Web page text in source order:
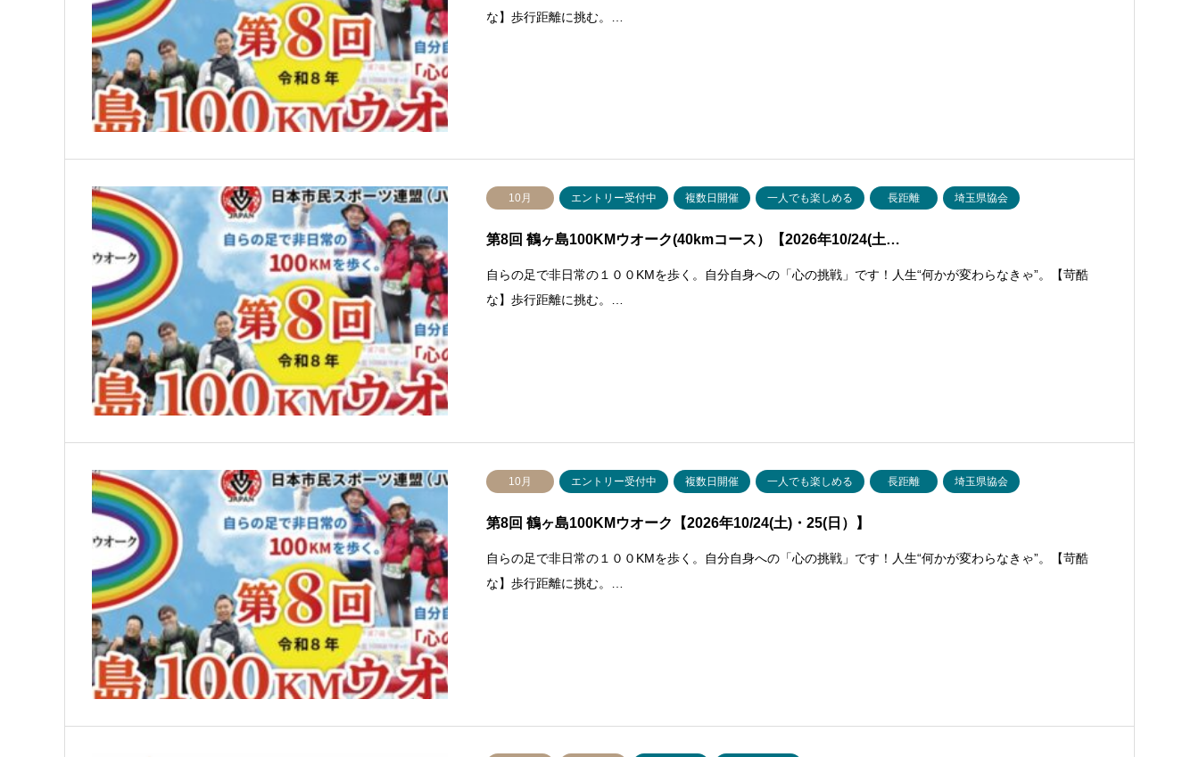
な】歩行距離に挑む。…
10月 エントリー受付中 複数日開催 一人でも楽しめる 長距離 埼玉県協会
第8回 鶴ヶ島100KMウオーク(40kmコース）【2026年10/24(土…
自らの足で非日常の１００KMを歩く。自分自身への「心の挑戦」です！人生“何かが変わらなきゃ”。【苛酷
な】歩行距離に挑む。…
10月 エントリー受付中 複数日開催 一人でも楽しめる 長距離 埼玉県協会
第8回 鶴ヶ島100KMウオーク【2026年10/24(土)・25(日）】
自らの足で非日常の１００KMを歩く。自分自身への「心の挑戦」です！人生“何かが変わらなきゃ”。【苛酷
な】歩行距離に挑む。…